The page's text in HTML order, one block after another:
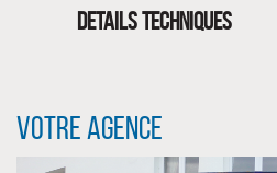
DETAILS TECHNIQUES
Votre agence